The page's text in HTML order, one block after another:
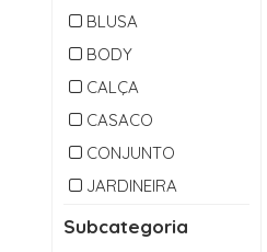
BLUSA
BODY
CALÇA
CASACO
CONJUNTO
JARDINEIRA
MACACAO
Subcategoria